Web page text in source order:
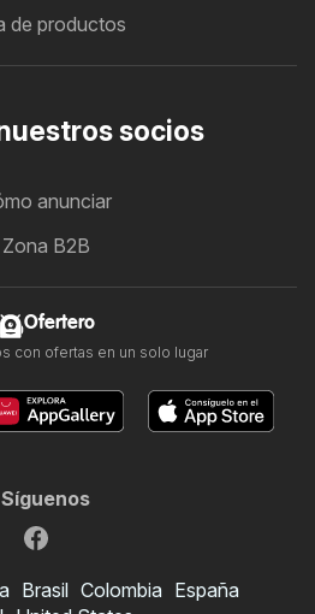
de productos
socios
anunciar
Zona B2B
Ofertero
con ofertas en un solo lugar
Síguenos
Brasil Colombia España